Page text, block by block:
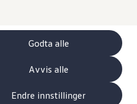
Godta alle
Avvis alle
Endre innstillinger